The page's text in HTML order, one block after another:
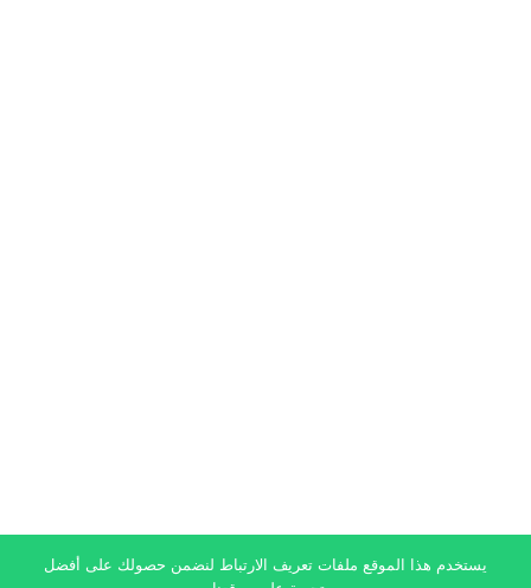
يستخدم هذا الموقع ملفات تعريف الارتباط لنضمن حصولك على أفضل